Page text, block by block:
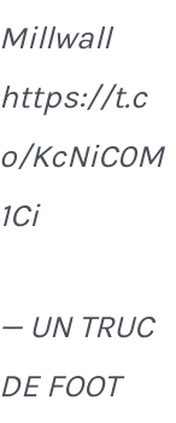
Millwall
https://t.c
o/KcNiC0M
1Ci
— UN TRUC
DE FOOT